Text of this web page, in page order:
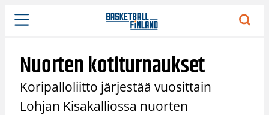
Siirry
sisältöön
Nuorten kotiturnaukset
Koripalloliitto järjestää vuosittain
Lohjan Kisakalliossa nuorten